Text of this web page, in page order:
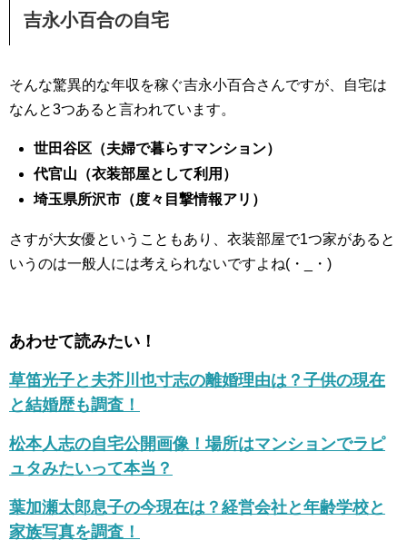
吉永小百合の自宅
そんな驚異的な年収を稼ぐ吉永小百合さんですが、自宅は
なんと3つあると言われています。
世田谷区（夫婦で暮らすマンション）
代官山（衣装部屋として利用）
埼玉県所沢市（度々目撃情報アリ）
さすが大女優ということもあり、衣装部屋で1つ家があると
いうのは一般人には考えられないですよね(・_・)
あわせて読みたい！
草笛光子と夫芥川也寸志の離婚理由は？子供の現在
と結婚歴も調査！
松本人志の自宅公開画像！場所はマンションでラピ
ュタみたいって本当？
葉加瀬太郎息子の今現在は？経営会社と年齢学校と
家族写真を調査！